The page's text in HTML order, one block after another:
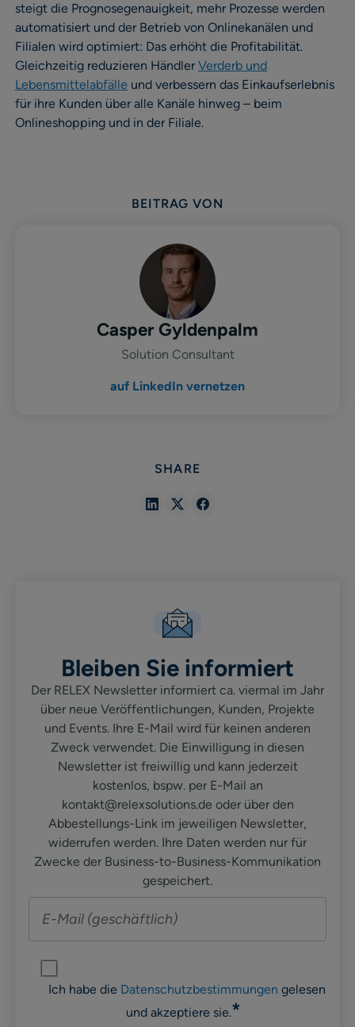
steigt die Prognosegenauigkeit, mehr Prozesse werden
automatisiert und der Betrieb von Onlinekanälen und
Filialen wird optimiert: Das erhöht die Profitabilität.
Gleichzeitig reduzieren HändlerVerderb und
Lebensmittelabfälle und verbessern das Einkaufserlebnis
für ihre Kunden über alle Kanäle hinweg – beim
Onlineshopping und in der Filiale.
BEITRAG VON
Casper Gyldenpalm
Solution Consultant
auf LinkedIn vernetzen
SHARE
ShareShareShare
Bleiben Sie informiert
Der RELEX Newsletter informiert ca. viermal im Jahr
über neue Veröffentlichungen, Kunden, Projekte
und Events. Ihre E-Mail wird für keinen anderen
Zweck verwendet. Die Einwilligung in diesen
Newsletter ist freiwillig und kann jederzeit
kostenlos, bspw. per E-Mail an
kontakt@relexsolutions.de oder über den
Abbestellungs-Link im jeweiligen Newsletter,
widerrufen werden. Ihre Daten werden nur für
Zwecke der Business-to-Business-Kommunikation
gespeichert.
Ich habe die Datenschutzbestimmungen gelesen
und akzeptiere sie.*